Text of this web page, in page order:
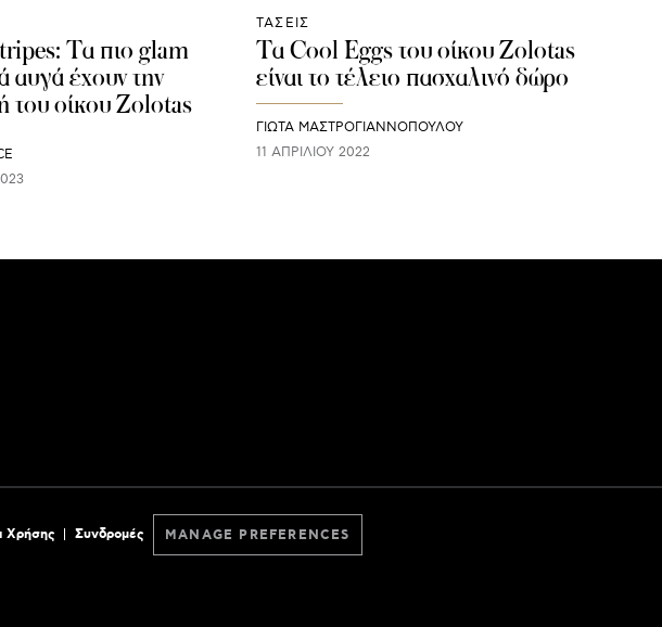
Τα πιο glam
αυγά έχουν την
του οίκου Zolotas
ΤΑΣΕΙΣ
Τα Cool Eggs του οίκου Zolotas
είναι το τέλειο πασχαλινό δώρο
ΓΙΩΤΑ ΜΑΣΤΡΟΓΙΑΝΝΟΠΟΥΛΟΥ
11 ΑΠΡΙΛΊΟΥ 2022
Χρήσης Συνδρομές MANAGE PREFERENCES